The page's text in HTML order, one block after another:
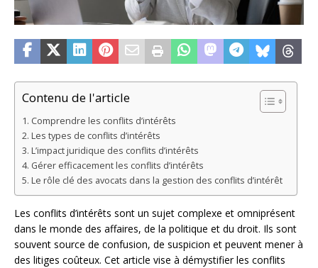
Contenu de l'article
Comprendre les conflits d’intérêts
Les types de conflits d’intérêts
L’impact juridique des conflits d’intérêts
Gérer efficacement les conflits d’intérêts
Le rôle clé des avocats dans la gestion des conflits d’intérêt
Les conflits d’intérêts sont un sujet complexe et omniprésent
dans le monde des affaires, de la politique et du droit. Ils sont
souvent source de confusion, de suspicion et peuvent mener à
des litiges coûteux. Cet article vise à démystifier les conflits